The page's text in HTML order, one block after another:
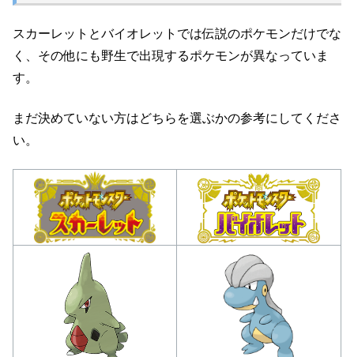
スカーレットとバイオレットでは伝説のポケモンだけでな
く、その他にも野生で出現するポケモンが異なっていま
す。
まだ決めていない方はどちらを選ぶかの参考にしてくださ
い。